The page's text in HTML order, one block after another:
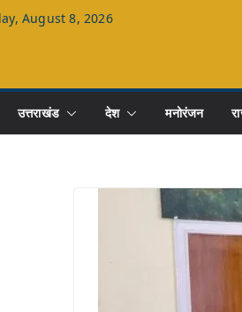
August 8, 2026
उत्तराखंड देश मनोरंजन